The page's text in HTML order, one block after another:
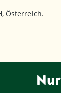
Österreich.